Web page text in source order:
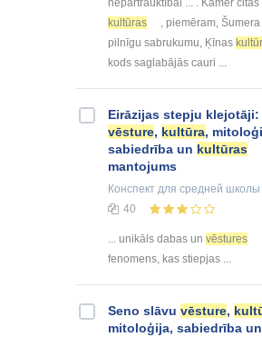
nepārtrauktībai ... . Kamēr
kultūras
, piemēram, Šumera
pilnīgu sabrukumu, Ķīnas
kods saglabājās cauri ...
Eirāzijas stepju klejotāji:
vēsture, kultūra,
sabiedrība un kultūras
mantojums
Конспект для средней школы
40
... unikāls dabas un vēstures
fenomens, kas stiepjas ...
Seno slāvu vēsture,
mitoloģija, sabiedrība un